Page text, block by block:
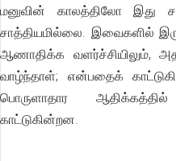
மனுவின் காலத்திலோ இது
சாத்தியமில்லை. இவைகளில்
ஆணாதிக்க வளர்ச்சியிலும்,
வாழ்ந்தாள்; என்பதைக்
பொருளாதார
காட்டுகின்றன.